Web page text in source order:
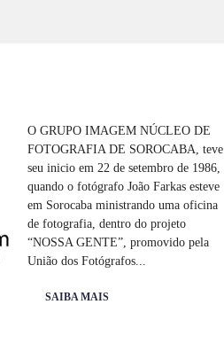
O GRUPO IMAGEM NÚCLEO DE
FOTOGRAFIA DE SOROCABA, teve
seu inicio em 22 de setembro de 1986,
quando o fotógrafo João Farkas esteve
em Sorocaba ministrando uma oficina
de fotografia, dentro do projeto
“NOSSA GENTE”, promovido pela
União dos Fotógrafos...
SAIBA MAIS